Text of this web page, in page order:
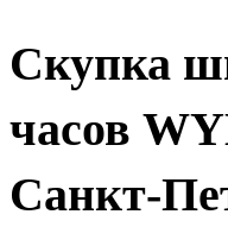
Скупка
часов
Санкт-